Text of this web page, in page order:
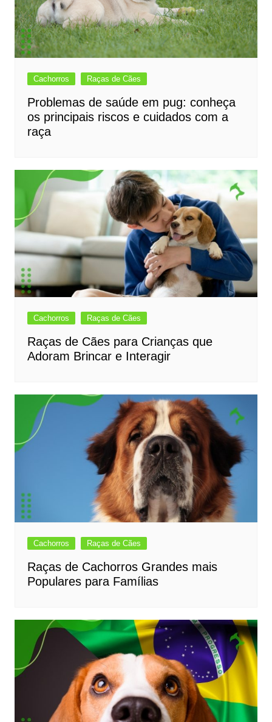
Cachorros Raças de Cães
Problemas de saúde em pug: conheça
os principais riscos e cuidados com a
raça
Cachorros Raças de Cães
Raças de Cães para Crianças que
Adoram Brincar e Interagir
Cachorros Raças de Cães
Raças de Cachorros Grandes mais
Populares para Famílias